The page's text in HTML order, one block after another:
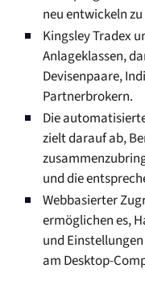
neu entwickeln
Kingsley Tradex
Anlageklassen,
Devisenpaare,
Partnerbrokern.
Die
zielt darauf ab,
und die
Webbasierter
ermöglichen es,
und
am Desktop-